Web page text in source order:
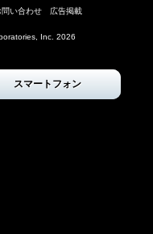
問い合わせ 広告掲載
Inc. 2026
スマートフォン